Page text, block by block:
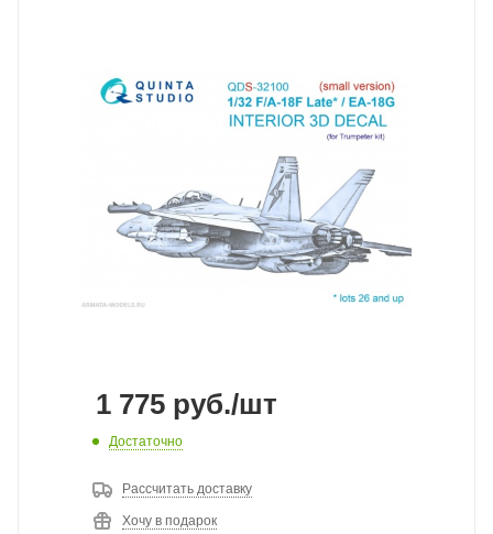
1 775 руб./шт
Достаточно
Рассчитать доставку
Хочу в подарок